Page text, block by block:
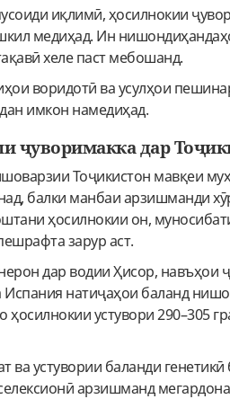
иқлимӣ, ҳосилнокии
медиҳад. Ин
хеле паст мебошанд.
воридотӣ ва усулҳои
имкон намедиҳад.
ҷуворимакка дар
Тоҷикистон мавқеи
балки манбаи арзишманди
ҳосилнокии он,
зарур аст.
дар водии Ҳисор, навъҳои
натиҷаҳои баланд
ҳосилнокии устувори 290–305
ва устувории баланди
арзишманд